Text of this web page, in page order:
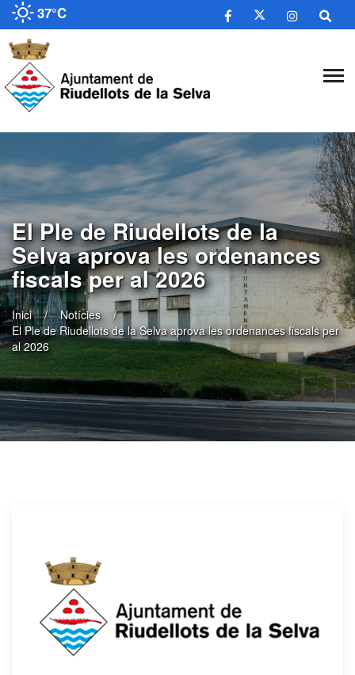
37°C
El Ple de Riudellots de la
Selva aprova les ordenances
fiscals per al 2026
Inici
Notícies
El Ple de Riudellots de la Selva aprova les ordenances fiscals per
al 2026